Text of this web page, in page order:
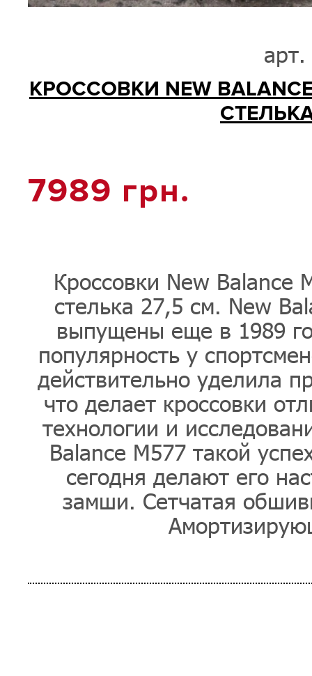
КРОССОВКИ NEW
7989 грн.
Кроссовки New Balance
стелька 27,5 см. New
выпущены еще в 1989
популярность у
действительно уделила
что делает кроссовки
технологии и
Balance M577 такой
сегодня делают его
замши. Сетчатая